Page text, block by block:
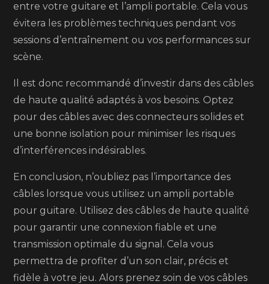
entre votre guitare et l’ampli portable. Cela vous
évitera les problèmes techniques pendant vos
sessions d’entraînement ou vos performances sur
scène.
Il est donc recommandé d’investir dans des câbles
de haute qualité adaptés à vos besoins. Optez
pour des câbles avec des connecteurs solides et
une bonne isolation pour minimiser les risques
d’interférences indésirables.
En conclusion, n’oubliez pas l’importance des
câbles lorsque vous utilisez un ampli portable
pour guitare. Utilisez des câbles de haute qualité
pour garantir une connexion fiable et une
transmission optimale du signal. Cela vous
permettra de profiter d’un son clair, précis et
fidèle à votre jeu. Alors prenez soin de vos câbles